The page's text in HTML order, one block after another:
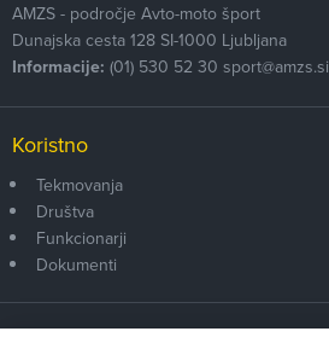
AMZS - področje Avto-moto šport
Dunajska cesta 128 SI-1000 Ljubljana
Informacije: (01) 530 52 30 sport@amzs.si
Koristno
Tekmovanja
Društva
Funkcionarji
Dokumenti